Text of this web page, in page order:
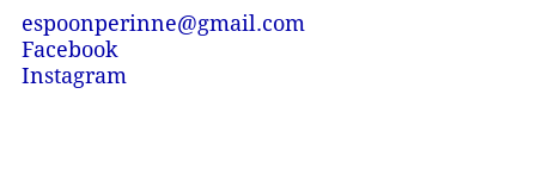
espoonperinne@gmail.com
Facebook
Instagram